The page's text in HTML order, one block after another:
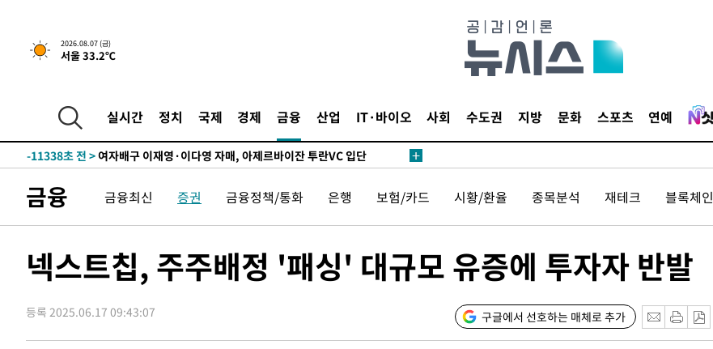
2026.08.07 (금)
서울 33.2℃
실시간 정치 국제 경제 금융 산업 IT·바이오 사회 수도권 지방 문화 스포츠 연예
운드는 임시"
-18278초 전 >"낮 기온 소폭 하락"…수도권 폭염중대경보, 폭염경보로 하향
-18242초 전 >[속보]이 대통령, '호우피해' 안동·의성 관할 4개 면 특별재난지역
갈 수도
-16176초 전 >
낮 최고 37도 찜통더위…곳곳 소나기·강원 많은 비[내일날씨]
-14482초 전 >
응"
-11338초 전 >여자배구 이재영·이다영 자매, 아제르바이잔 투란VC 입단
-10325초 전 >
[속보]코스닥, 2.86포인트(0.36%) 내린 798.81마감
-10278초 전 >[속보]코스피, 6200선 약보합…0.60% 내린 6258.77에 마쳐
-10147초 전 >[속보] 노원서 40.1도 관측…서울, 2018년 이후 첫 40도
-6110초 전 >외신들도 주목한 韓축구 파문…"국민적 공분에 수사 재개"
-6081초 전 >11시간 압수수색에 성접대 파문까지…'쑥대밭' 된 축구협회
금융 금융최신 증권 금융정책/통화 은행 보험/카드 시황/환율 종목분석 재테크 블록체인
넥스트칩, 주주배정 '패싱' 대규모 유증에 투자자 반발
등록 2025.06.17 09:43:07 구글에서 선호하는 매체로 추가